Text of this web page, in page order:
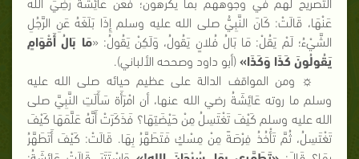
عَنْهَا، قَالَتْ: كَانَ النَّبِيُّ صلى الله عليه وسلم إِذَا بَلَغَهُ عَنِ الرَّجُلِ
الشَّيْءُ؛ لَمْ يَقُلْ: مَا بَالُ فُلانٍ يَقُولُ، وَلَكِنْ يَقُولُ: «مَا بَالُ أَقْوَامٍ
يَقُولُونَ كَذَا وَكَذَا»(أبو داود وصححه الألباني).
☼ ومن المواقف الدالة على عظيم حيائه صلى الله عليه
وسلم ما روته عَائِشَةُ رضي الله عنها، أن امْرَأَة سَأَلَتِ النَّبِيَّ صلى
الله عليه وسلم كَيْفَ تَغْتَسِلُ مِنْ حَيْضَتِهَا؟ فَذَكَرَتْ أَنَّهُ عَلَّمَهَا كَيْفَ
تَغْتَسِلُ، ثُمَّ تَأْخُذُ فِرْصَةً مِنْ مِسْكٍ فَتَطَهَّرُ بِهَا. قَالَتْ: كَيْفَ أَتَطَهَّرُ